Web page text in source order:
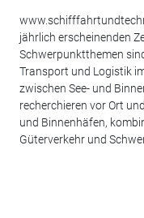
jährlich erscheinenden
Schwerpunktthemen
Transport und Logistik
zwischen See- und
recherchieren vor Ort
und Binnenhäfen,
Güterverkehr und